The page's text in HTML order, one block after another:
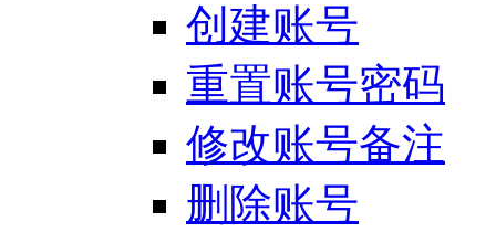
创建账号
重置账号密码
修改账号备注
删除账号